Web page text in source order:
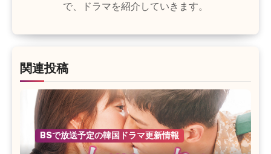
で、ドラマを紹介していきます。
関連投稿
BSで放送予定の韓国ドラマ更新情報